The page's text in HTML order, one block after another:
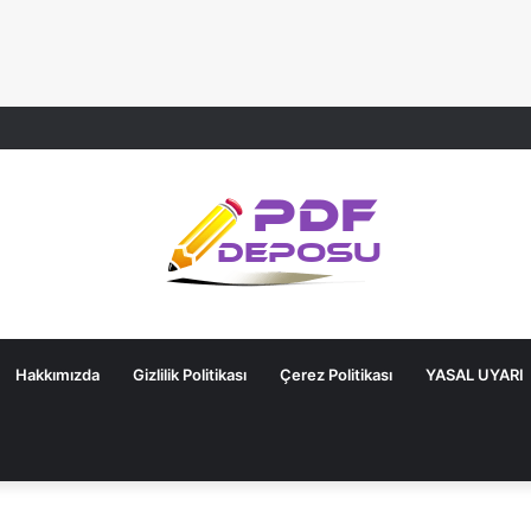
Hakkımızda Gizlilik Politikası Çerez Politikası YASAL UYARI